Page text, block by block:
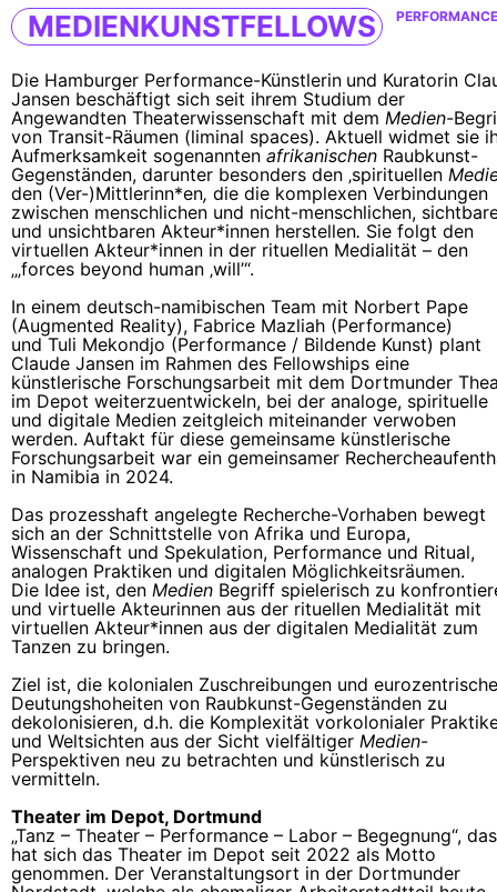
MEDIENKUNSTFELLOWS PERFORMANCE
Die Hamburger Performance-Künstlerin und Kuratorin
Jansen beschäftigt sich seit ihrem Studium der
Angewandten Theaterwissenschaft mit dem Medien-
von Transit-Räumen (liminal spaces). Aktuell widmet sie
Aufmerksamkeit sogenanntenafrikanischen Raubkunst-
Gegenständen, darunter besonders den ‚spirituellen
den (Ver-)Mittlerinn*en, die die komplexen Verbindungen
zwischen menschlichen und nicht-menschlichen,
und unsichtbaren Akteur*innen herstellen. Sie folgt den
virtuellen Akteur*innen in der rituellen Medialität – den
‚„forces beyond human ‚will’“.
In einem deutsch-namibischen Team mit Norbert Pape
(Augmented Reality), Fabrice Mazliah (Performance)
und Tuli Mekondjo (Performance / Bildende Kunst) plant
Claude Jansen im Rahmen des Fellowships eine
künstlerische Forschungsarbeit mit dem Dortmunder
im Depot weiterzuentwickeln, bei der analoge, spirituelle
und digitale Medien zeitgleich miteinander verwoben
werden. Auftakt für diese gemeinsame künstlerische
Forschungsarbeit war ein gemeinsamer
in Namibia in 2024.
Das prozesshaft angelegte Recherche-Vorhaben bewegt
sich an der Schnittstelle von Afrika und Europa,
Wissenschaft und Spekulation, Performance und Ritual,
analogen Praktiken und digitalen Möglichkeitsräumen.
Die Idee ist, den Medien Begriff spielerisch zu
und virtuelle Akteurinnen aus der rituellen Medialität mit
virtuellen Akteur*innen aus der digitalen Medialität zum
Tanzen zu bringen.
Ziel ist, die kolonialen Zuschreibungen und eurozentrische
Deutungshoheiten von Raubkunst-Gegenständen zu
dekolonisieren, d.h. die Komplexität vorkolonialer
und Weltsichten aus der Sicht vielfältiger Medien-
Perspektiven neu zu betrachten und künstlerisch zu
vermitteln.
Theater im Depot, Dortmund
„Tanz – Theater – Performance – Labor – Begegnung“, das
hat sich das Theater im Depot seit 2022 als Motto
genommen. Der Veranstaltungsort in der Dortmunder